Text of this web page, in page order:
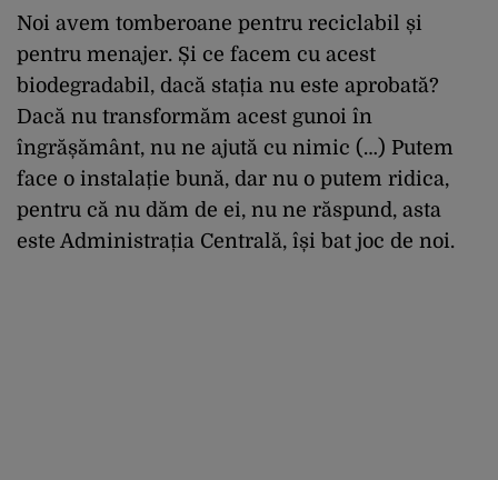
Noi avem tomberoane pentru reciclabil și
pentru menajer. Și ce facem cu acest
biodegradabil, dacă stația nu este aprobată?
Dacă nu transformăm acest gunoi în
îngrășământ, nu ne ajută cu nimic (…) Putem
face o instalație bună, dar nu o putem ridica,
pentru că nu dăm de ei, nu ne răspund, asta
este Administrația Centrală, își bat joc de noi.